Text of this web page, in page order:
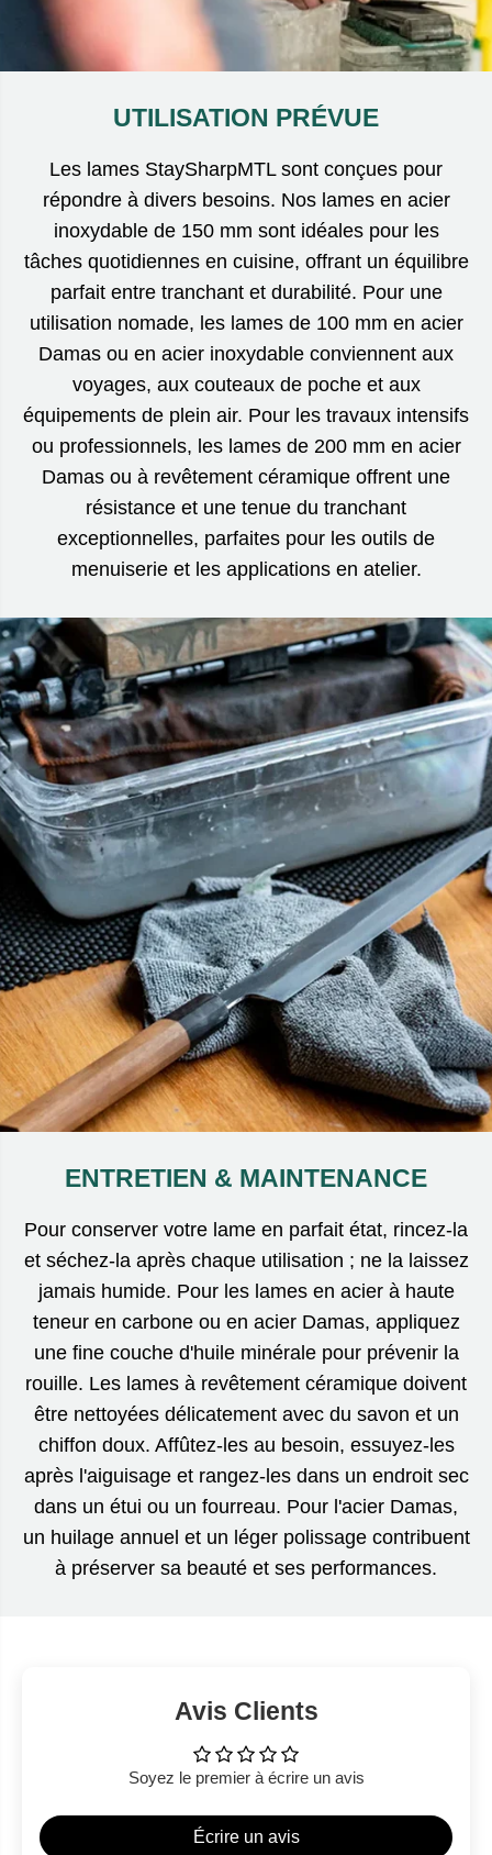
UTILISATION PRÉVUE
Les lames StaySharpMTL sont conçues pour
répondre à divers besoins. Nos lames en acier
inoxydable de 150 mm sont idéales pour les
tâches quotidiennes en cuisine, offrant un équilibre
parfait entre tranchant et durabilité. Pour une
utilisation nomade, les lames de 100 mm en acier
Damas ou en acier inoxydable conviennent aux
voyages, aux couteaux de poche et aux
équipements de plein air. Pour les travaux intensifs
ou professionnels, les lames de 200 mm en acier
Damas ou à revêtement céramique offrent une
résistance et une tenue du tranchant
exceptionnelles, parfaites pour les outils de
menuiserie et les applications en atelier.
ENTRETIEN & MAINTENANCE
Pour conserver votre lame en parfait état, rincez-la
et séchez-la après chaque utilisation ; ne la laissez
jamais humide. Pour les lames en acier à haute
teneur en carbone ou en acier Damas, appliquez
une fine couche d'huile minérale pour prévenir la
rouille. Les lames à revêtement céramique doivent
être nettoyées délicatement avec du savon et un
chiffon doux. Affûtez-les au besoin, essuyez-les
après l'aiguisage et rangez-les dans un endroit sec
dans un étui ou un fourreau. Pour l'acier Damas,
un huilage annuel et un léger polissage contribuent
à préserver sa beauté et ses performances.
Avis Clients
Soyez le premier à écrire un avis
Écrire un avis